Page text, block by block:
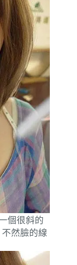
個很斜的
不然臉的線